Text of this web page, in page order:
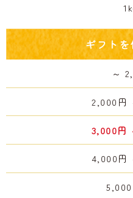
ギフト
～
2,000円
3,000円
4,000円